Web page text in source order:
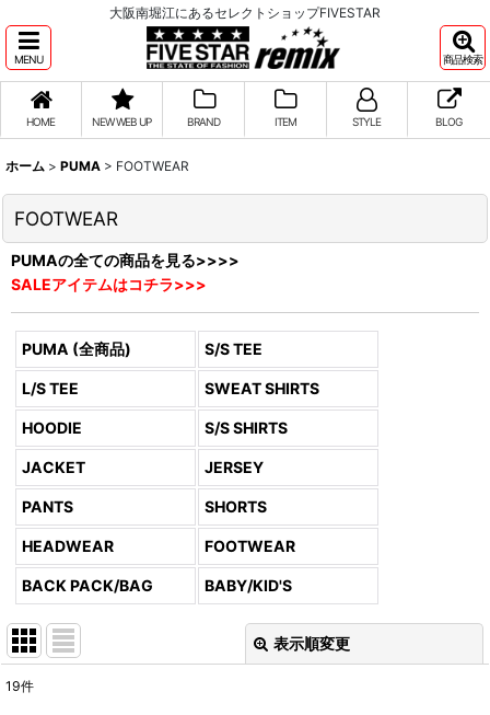
大阪南堀江にあるセレクトショップFIVESTAR
MENU 商品検索
HOME NEW WEB UP BRAND ITEM STYLE BLOG
ホーム > PUMA > FOOTWEAR
FOOTWEAR
PUMAの全ての商品を見る>>>>
SALEアイテムはコチラ>>>
PUMA (全商品) S/S TEE
L/S TEE SWEAT SHIRTS
HOODIE S/S SHIRTS
JACKET JERSEY
PANTS SHORTS
HEADWEAR FOOTWEAR
BACK PACK/BAG BABY/KID'S
表示順変更
19件